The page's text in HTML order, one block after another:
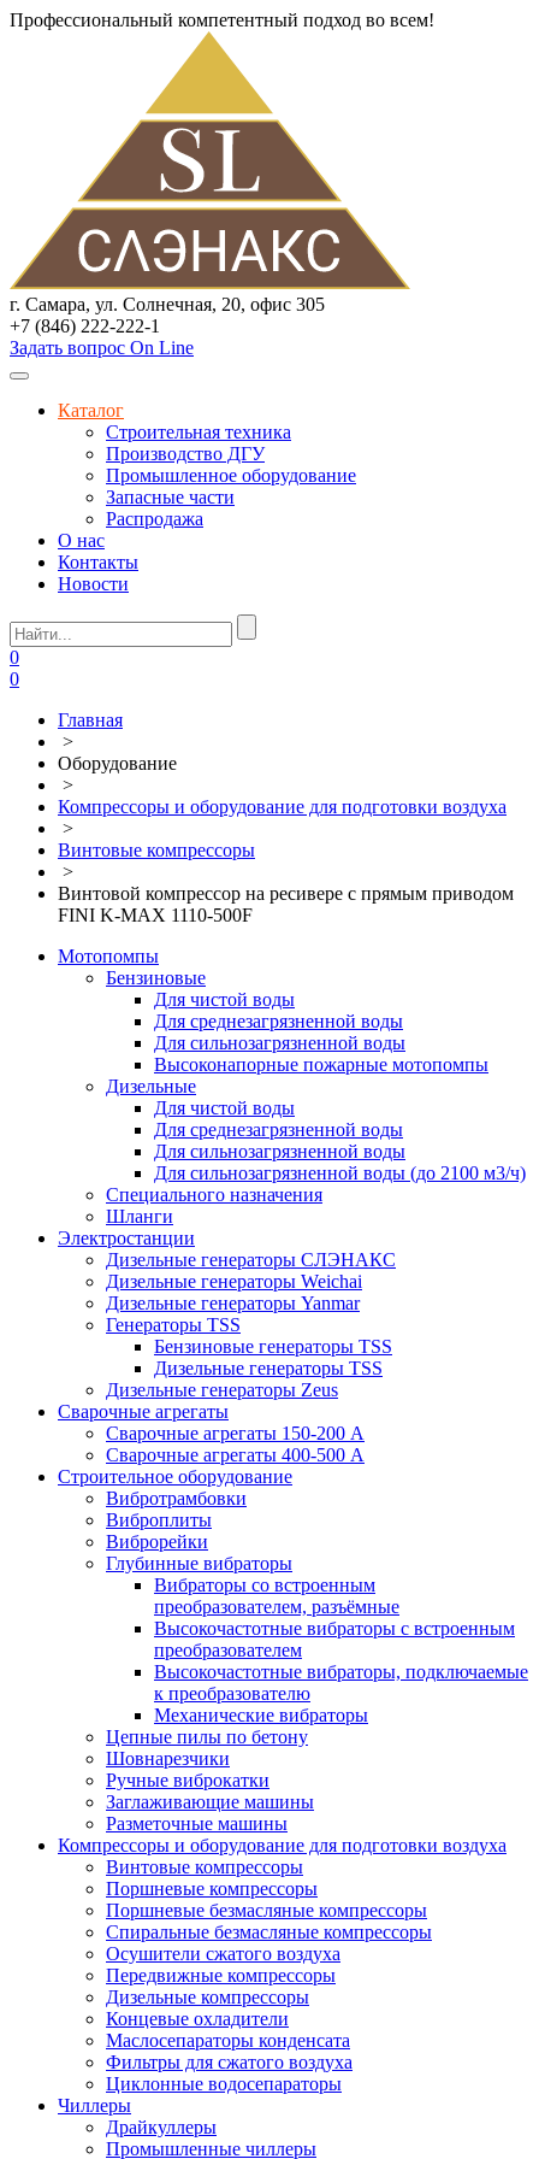
Профессиональный компетентный подход во всем!
г. Самара, ул. Солнечная, 20, офис 305
+7 (846) 222-222-1
Задать вопрос On Line
Каталог
Строительная техника
Производство ДГУ
Промышленное оборудование
Запасные части
Распродажа
О нас
Контакты
Новости
0
0
Главная
>
Оборудование
>
Компрессоры и оборудование для подготовки воздуха
>
Винтовые компрессоры
>
Винтовой компрессор на ресивере с прямым приводом
FINI K-MAX 1110-500F
Мотопомпы
Бензиновые
Для чистой воды
Для среднезагрязненной воды
Для сильнозагрязненной воды
Высоконапорные пожарные мотопомпы
Дизельные
Для чистой воды
Для среднезагрязненной воды
Для сильнозагрязненной воды
Для сильнозагрязненной воды (до 2100 м3/ч)
Специального назначения
Шланги
Электростанции
Дизельные генераторы СЛЭНАКС
Дизельные генераторы Weichai
Дизельные генераторы Yanmar
Генераторы TSS
Бензиновые генераторы TSS
Дизельные генераторы TSS
Дизельные генераторы Zeus
Сварочные агрегаты
Сварочные агрегаты 150-200 А
Сварочные агрегаты 400-500 А
Строительное оборудование
Вибротрамбовки
Виброплиты
Виброрейки
Глубинные вибраторы
Вибраторы со встроенным
преобразователем, разъёмные
Высокочастотные вибраторы с встроенным
преобразователем
Высокочастотные вибраторы, подключаемые
к преобразователю
Механические вибраторы
Цепные пилы по бетону
Шовнарезчики
Ручные виброкатки
Заглаживающие машины
Разметочные машины
Компрессоры и оборудование для подготовки воздуха
Винтовые компрессоры
Поршневые компрессоры
Поршневые безмасляные компрессоры
Спиральные безмасляные компрессоры
Осушители сжатого воздуха
Передвижные компрессоры
Дизельные компрессоры
Концевые охладители
Маслосепараторы конденсата
Фильтры для сжатого воздуха
Циклонные водосепараторы
Чиллеры
Драйкуллеры
Промышленные чиллеры